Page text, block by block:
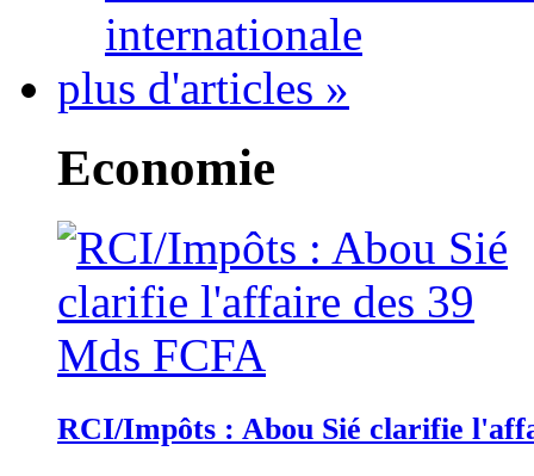
internationale
plus d'articles »
Economie
RCI/Impôts : Abou Sié clarifie